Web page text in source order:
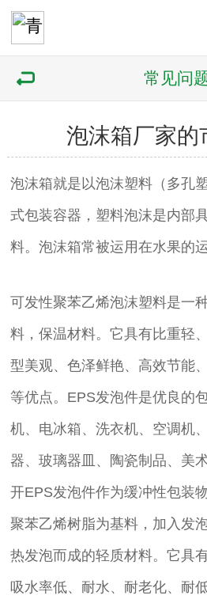
常见问
泡沫箱厂家的
泡沫箱就是以泡沫塑料（多孔
式包装容器，塑料泡沫是内部
料。泡沫箱常被运用在水果的
可发性聚苯乙烯泡沫塑料是一
料，保温材料。它具有比重轻
型美观、色泽鲜艳、高效节能
等优点。EPS发泡件是优良的
机、电冰箱、洗衣机、空调机
器、玻璃器皿、陶瓷制品、美
开EPS发泡件作为缓冲性包装
聚苯乙烯树脂为基料，加入发
热发泡而成的轻质材料。它具
吸水率低、耐水、耐老化、耐